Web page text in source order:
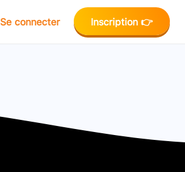
Se connecter Inscription 👉